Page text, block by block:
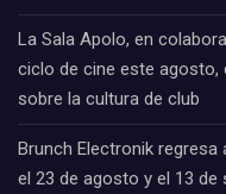
La Sala Apolo, en
ciclo de cine este agosto,
sobre la cultura de club
Brunch Electronik
el 23 de agosto y el 13 de